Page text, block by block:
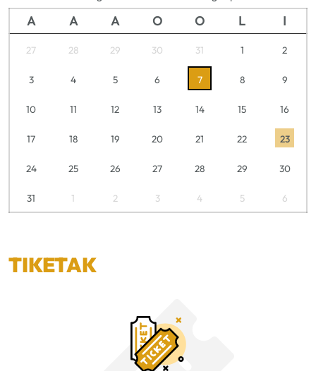
A A A O O L I
27 28 29 30 31 1 2
3 4 5 6 7 8 9
10 11 12 13 14 15 16
17 18 19 20 21 22 23
24 25 26 27 28 29 30
31 1 2 3 4 5 6
TIKETAK